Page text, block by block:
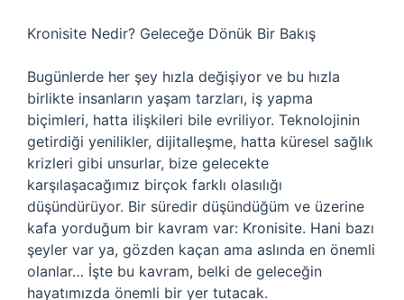
Kronisite Nedir? Geleceğe Dönük Bir Bakış
Bugünlerde her şey hızla değişiyor ve bu hızla
birlikte insanların yaşam tarzları, iş yapma
biçimleri, hatta ilişkileri bile evriliyor. Teknolojinin
getirdiği yenilikler, dijitalleşme, hatta küresel sağlık
krizleri gibi unsurlar, bize gelecekte
karşılaşacağımız birçok farklı olasılığı
düşündürüyor. Bir süredir düşündüğüm ve üzerine
kafa yorduğum bir kavram var: Kronisite. Hani bazı
şeyler var ya, gözden kaçan ama aslında en önemli
olanlar… İşte bu kavram, belki de geleceğin
hayatımızda önemli bir yer tutacak.